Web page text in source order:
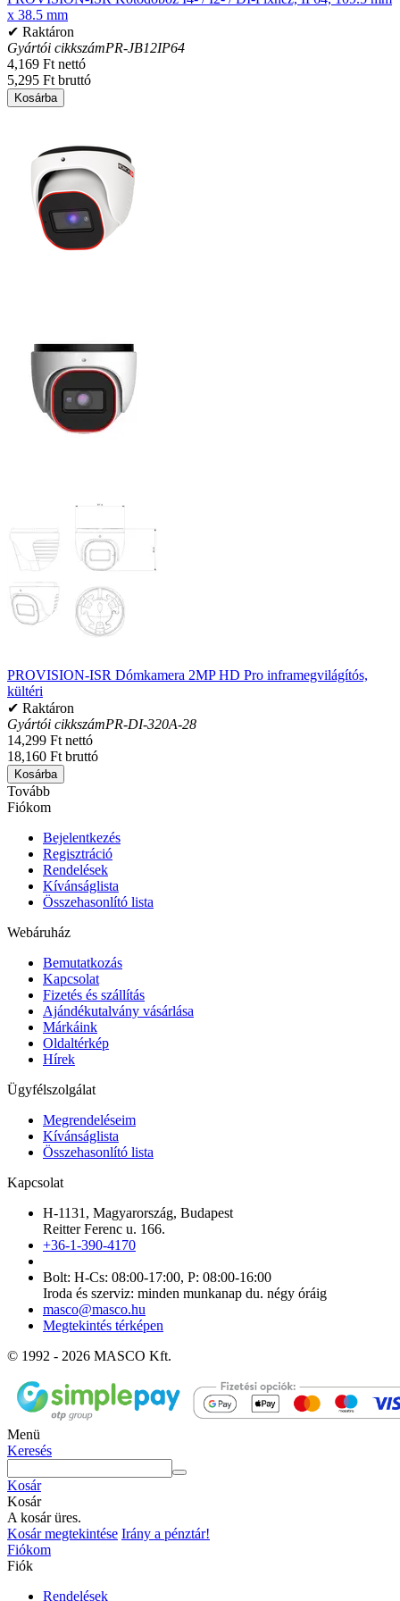
x 38.5 mm
✔ Raktáron
Gyártói cikkszámPR-JB12IP64
4,169 Ft nettó
5,295 Ft bruttó
Kosárba
PROVISION-ISR Dómkamera 2MP HD Pro inframegvilágítós,
kültéri
✔ Raktáron
Gyártói cikkszámPR-DI-320A-28
14,299 Ft nettó
18,160 Ft bruttó
Kosárba
Tovább
Fiókom
Bejelentkezés
Regisztráció
Rendelések
Kívánságlista
Összehasonlító lista
Webáruház
Bemutatkozás
Kapcsolat
Fizetés és szállítás
Ajándékutalvány vásárlása
Márkáink
Oldaltérkép
Hírek
Ügyfélszolgálat
Megrendeléseim
Kívánságlista
Összehasonlító lista
Kapcsolat
H-1131, Magyarország, Budapest
Reitter Ferenc u. 166.
+36-1-390-4170
Bolt: H-Cs: 08:00-17:00, P: 08:00-16:00
Iroda és szerviz: minden munkanap du. négy óráig
masco@masco.hu
Megtekintés térképen
© 1992 - 2026 MASCO Kft.
Menü
Keresés
Kosár
Kosár
A kosár üres.
Kosár megtekintése Irány a pénztár!
Fiókom
Fiók
Rendelések